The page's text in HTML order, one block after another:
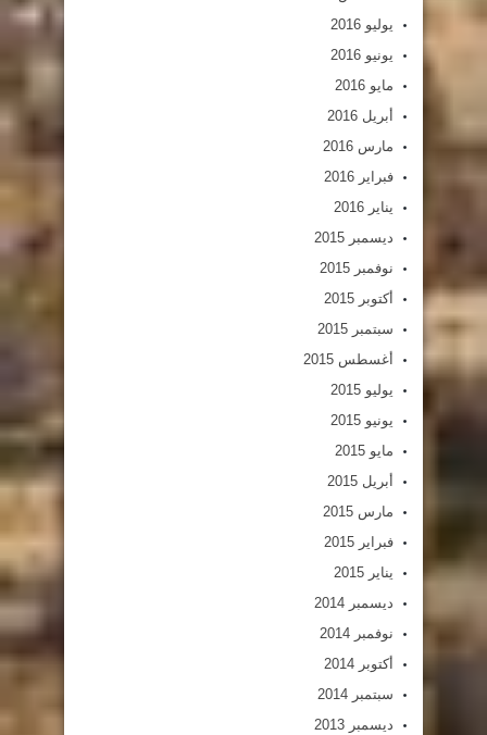
يوليو 2016
يونيو 2016
مايو 2016
أبريل 2016
مارس 2016
فبراير 2016
يناير 2016
ديسمبر 2015
نوفمبر 2015
أكتوبر 2015
سبتمبر 2015
أغسطس 2015
يوليو 2015
يونيو 2015
مايو 2015
أبريل 2015
مارس 2015
فبراير 2015
يناير 2015
ديسمبر 2014
نوفمبر 2014
أكتوبر 2014
سبتمبر 2014
ديسمبر 2013